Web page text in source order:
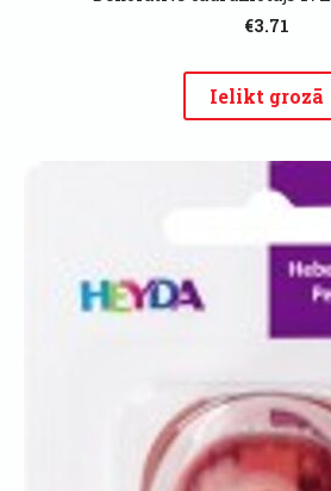
€3.71
Ielikt grozā